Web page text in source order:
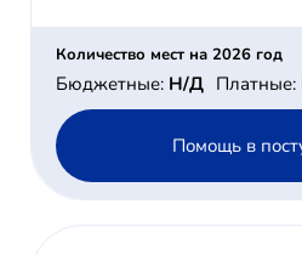
Количество мест на 2026 год
Бюджетные: Н/Д Платные:
Помощь в